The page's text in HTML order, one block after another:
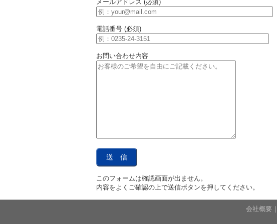
メールアドレス (必須)
電話番号 (必須)
お問い合わせ内容
このフォームは確認画面が出ません。
内容をよくご確認の上で送信ボタンを押してください。
会社概要｜